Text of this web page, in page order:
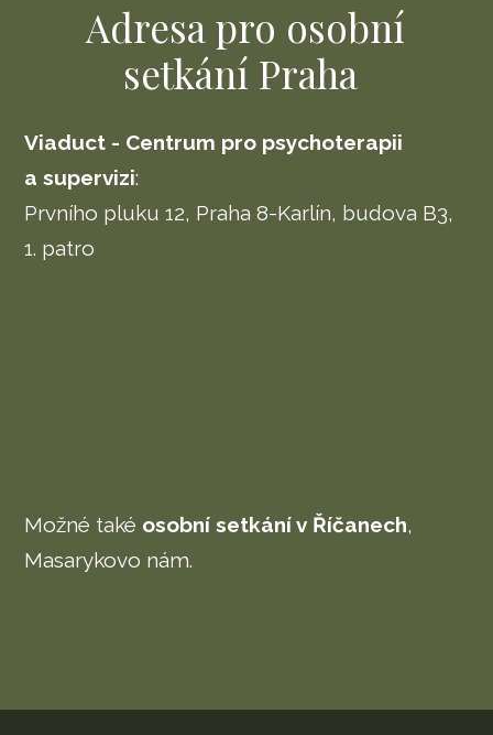
Adresa pro osobní
setkání Praha
Viaduct - Centrum pro psychoterapii
a supervizi:
Prvního pluku 12, Praha 8-Karlín, budova B3,
1. patro
Možné také osobní setkání v Říčanech,
Masarykovo nám.